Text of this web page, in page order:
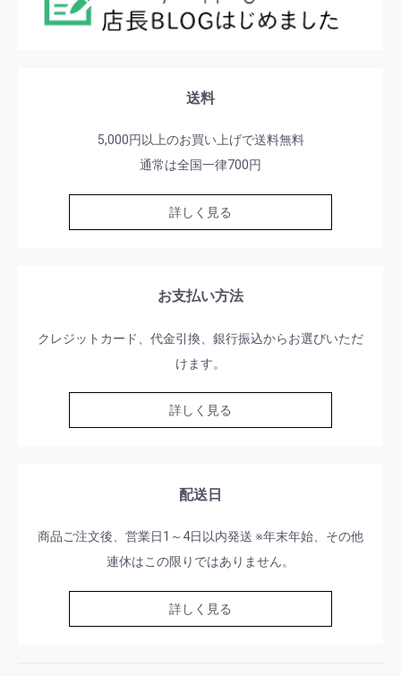
送料
5,000円以上のお買い上げで送料無料
通常は全国一律700円
詳しく見る
お支払い方法
クレジットカード、代金引換、銀行振込からお選びいただ
けます。
詳しく見る
配送日
商品ご注文後、営業日1～4日以内発送 ※年末年始、その他
連休はこの限りではありません。
詳しく見る